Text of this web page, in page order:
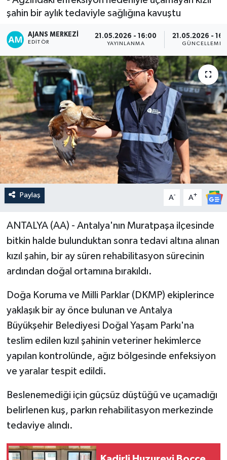
şahin bir aylık tedaviyle sağlığına kavuştu
AJANS MERKEZI
EDITÖR
21.05.2026 - 16:00
YAYINLANMA
21.05.2026 -
GÜNCELLEME
Paylaş A- A+
ANTALYA (AA) - Antalya'nın Muratpaşa ilçesinde
bitkin halde bulunduktan sonra tedavi altına alınan
kızıl şahin, bir ay süren rehabilitasyon sürecinin
ardından doğal ortamına bırakıldı.
Doğa Koruma ve Milli Parklar (DKMP) ekiplerince
yaklaşık bir ay önce bulunan ve Antalya
Büyükşehir Belediyesi Doğal Yaşam Parkı'na
teslim edilen kızıl şahinin veteriner hekimlerce
yapılan kontrolünde, ağız bölgesinde enfeksiyon
ve yaralar tespit edildi.
Beslenemediği için güçsüz düştüğü ve uçamadığı
belirlenen kuş, parkın rehabilitasyon merkezinde
tedaviye alındı.